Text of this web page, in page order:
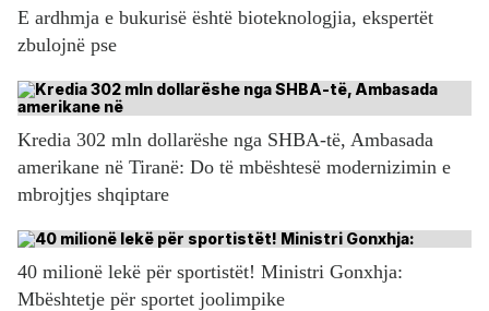
E ardhmja e bukurisë është bioteknologjia, ekspertët
zbulojnë pse
Kredia 302 mln dollarëshe nga SHBA-të, Ambasada
amerikane në Tiranë: Do të mbështesë modernizimin e
mbrojtjes shqiptare
40 milionë lekë për sportistët! Ministri Gonxhja:
Mbështetje për sportet joolimpike